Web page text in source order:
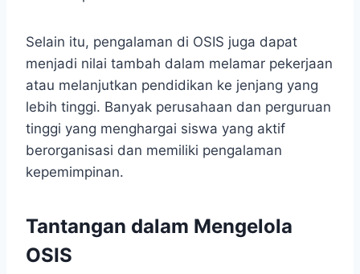
Selain itu, pengalaman di OSIS juga dapat
menjadi nilai tambah dalam melamar pekerjaan
atau melanjutkan pendidikan ke jenjang yang
lebih tinggi. Banyak perusahaan dan perguruan
tinggi yang menghargai siswa yang aktif
berorganisasi dan memiliki pengalaman
kepemimpinan.
Tantangan dalam Mengelola
OSIS